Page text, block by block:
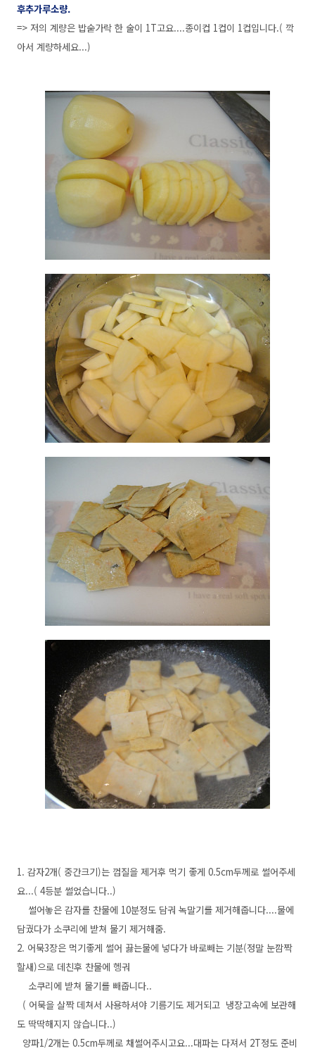
후추가루소량.
=> 저의 계량은 밥숟가락 한 술이 1T고요....종이컵 1컵이 1컵입니다.( 깍
아서 계량하세요...)
1. 감자2개( 중간크기)는 껍질을 제거후 먹기 좋게 0.5cm두께로 썰어주세
요...( 4등분 썰었습니다..)
썰어놓은 감자를 찬물에 10분정도 담궈 녹말기를 제거해줍니다....물에
담궜다가 소쿠리에 받쳐 물기 제거해줌.
2. 어묵3장은 먹기좋게 썰어 끓는물에 넣다가 바로빼는 기분(정말 눈깜짝
할새)으로 데친후 찬물에 헹궈
소쿠리에 받쳐 물기를 빼줍니다..
( 어묵을 살짝 데쳐서 사용하셔야 기름기도 제거되고 냉장고속에 보관해
도 딱딱해지지 않습니다..)
양파1/2개는 0.5cm두께로 채썰어주시고요...대파는 다져서 2T정도 준비